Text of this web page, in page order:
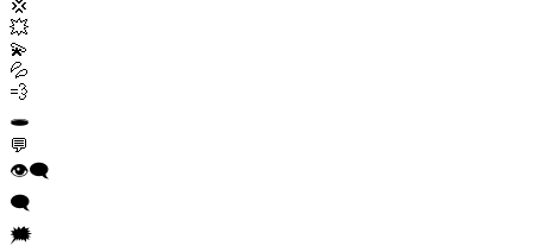
💢
💥
💫
💦
💨
🕳️
💬
👁️‍🗨️
🗨️
🗯️